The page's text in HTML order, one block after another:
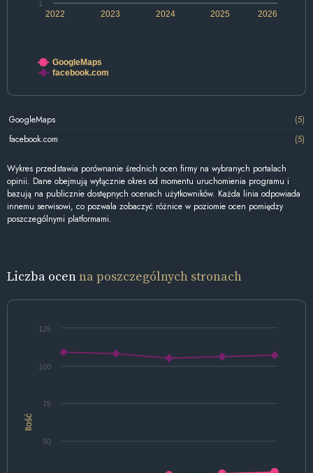
2022 2024 2026
2023 2025
1
GoogleMaps
facebook.com
GoogleMaps
(5)
facebook.com
(5)
Wykres przedstawia porównanie średnich ocen firmy na wybranych portalach
opinii. Dane obejmują wyłącznie okres od momentu uruchomienia programu i
bazują na publicznie dostępnych ocenach użytkowników. Każda linia odpowiada
innemu serwisowi, co pozwala zobaczyć różnice w poziomie ocen pomiędzy
poszczególnymi platformami.
Liczba ocenna poszczególnych stronach
Ilość
100
50
75
125